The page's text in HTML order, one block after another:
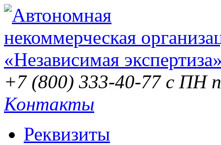
+7 (800) 333-40-77 с ПН
Контакты
Реквизиты